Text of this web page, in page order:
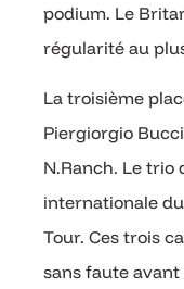
podium. Le
régularité au
La troisième
Piergiorgio
N.Ranch. Le trio
internationale
Tour. Ces trois
sans faute